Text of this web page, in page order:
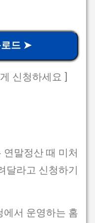
로드 ➤
신청하세요 ]
말정산 때 미처
달라고 신청하기
에서 운영하는 홈